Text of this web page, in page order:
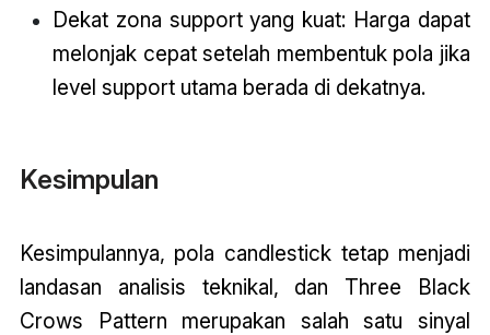
Dekat zona support yang kuat: Harga dapat
melonjak cepat setelah membentuk pola jika
level support utama berada di dekatnya.
Kesimpulan
Kesimpulannya, pola candlestick tetap menjadi
landasan analisis teknikal, dan Three Black
Crows Pattern merupakan salah satu sinyal